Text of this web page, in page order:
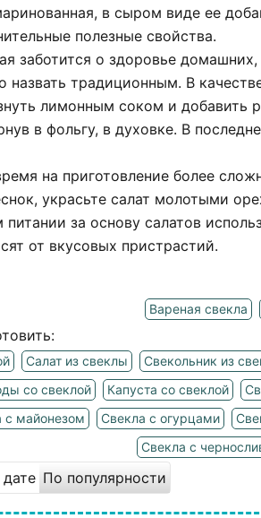
в сыром виде ее
полезные свойства.
заботится о здоровье
традиционным. В
лимонным соком и добавить
в фольгу, в духовке. В
на приготовление более
украсьте салат молотыми
за основу салатов
от вкусовых пристрастий.
Вареная свекла
Салат из свеклы Свекольник из
со свеклой
Капуста со свеклой
с майонезом
Свекла с огурцами
Свекла с
По популярности